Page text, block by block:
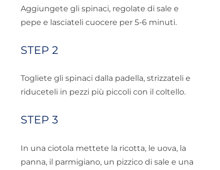
Aggiungete gli spinaci, regolate di sale e
pepe e lasciateli cuocere per 5-6 minuti.
STEP 2
Togliete gli spinaci dalla padella, strizzateli e
riduceteli in pezzi più piccoli con il coltello.
STEP 3
In una ciotola mettete la ricotta, le uova, la
panna, il parmigiano, un pizzico di sale e una